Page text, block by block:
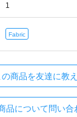
1
Fabric
の商品を友達に教
品について問い合